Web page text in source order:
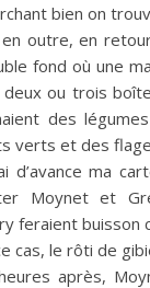
bien on
en outre, en
fond où une
ou trois
des
verts et des
d’avance ma
Moynet et
feraient buisson
cas, le rôti de
après,